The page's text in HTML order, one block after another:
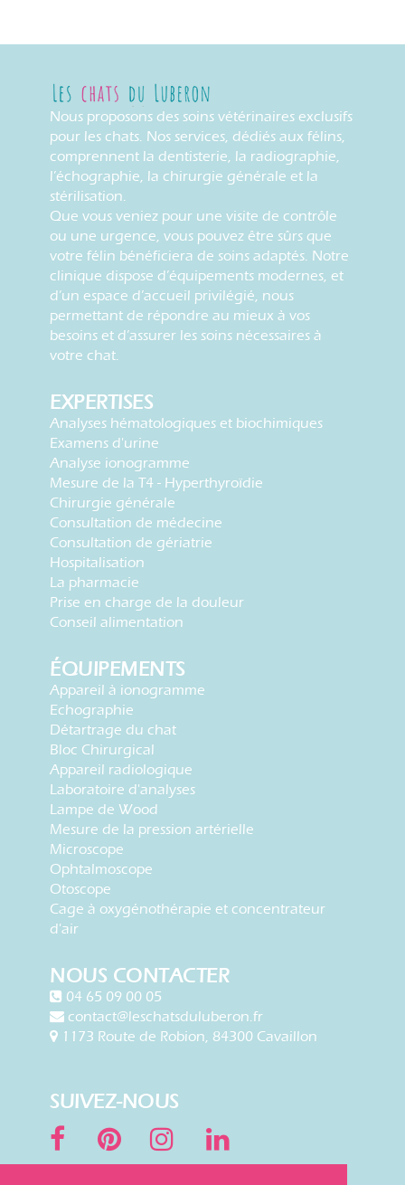
Nous proposons des soins vétérinaires exclusifs
pour les chats. Nos services, dédiés aux félins,
comprennent la dentisterie, la radiographie,
l’échographie, la chirurgie générale et la
stérilisation.
Que vous veniez pour une visite de contrôle
ou une urgence, vous pouvez être sûrs que
votre félin bénéficiera de soins adaptés. Notre
clinique dispose d’équipements modernes, et
d’un espace d’accueil privilégié, nous
permettant de répondre au mieux à vos
besoins et d’assurer les soins nécessaires à
votre chat.
EXPERTISES
Analyses hématologiques et biochimiques
Examens d'urine
Analyse ionogramme
Mesure de la T4 - Hyperthyroïdie
Chirurgie générale
Consultation de médecine
Consultation de gériatrie
Hospitalisation
La pharmacie
Prise en charge de la douleur
Conseil alimentation
ÉQUIPEMENTS
Appareil à ionogramme
Echographie
Détartrage du chat
Bloc Chirurgical
Appareil radiologique
Laboratoire d'analyses
Lampe de Wood
Mesure de la pression artérielle
Microscope
Ophtalmoscope
Otoscope
Cage à oxygénothérapie et concentrateur
d'air
NOUS CONTACTER
04 65 09 00 05
contact@leschatsduluberon.fr
1173 Route de Robion, 84300 Cavaillon
SUIVEZ-NOUS